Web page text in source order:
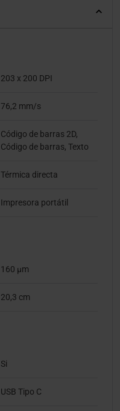
203 x 200 DPI
76,2 mm/s
Código de barras 2D,
Código de barras, Texto
Térmica directa
Impresora portátil
160 µm
20,3 cm
Si
USB Tipo C